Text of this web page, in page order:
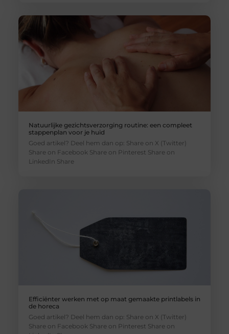
Natuurlijke gezichtsverzorging routine: een compleet
stappenplan voor je huid
Goed artikel? Deel hem dan op: Share on X (Twitter)
Share on Facebook Share on Pinterest Share on
LinkedIn Share
Efficiënter werken met op maat gemaakte printlabels in
de horeca
Goed artikel? Deel hem dan op: Share on X (Twitter)
Share on Facebook Share on Pinterest Share on